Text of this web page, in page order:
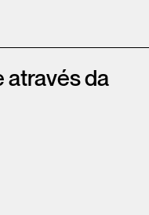
através da